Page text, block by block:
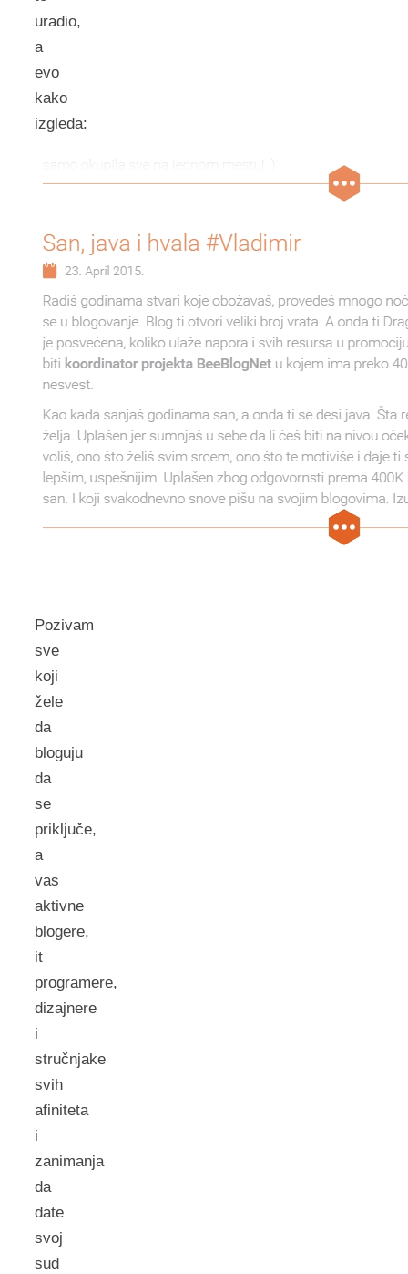
uradio,
a
evo
kako
izgleda:
Pozivam
sve
koji
žele
da
bloguju
da
se
priključe,
a
vas
aktivne
blogere,
it
programere,
dizajnere
i
stručnjake
svih
afiniteta
i
zanimanja
da
date
svoj
sud